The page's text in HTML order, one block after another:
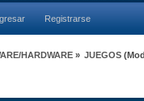
Registrarse
HARDWARE» JUEGOS